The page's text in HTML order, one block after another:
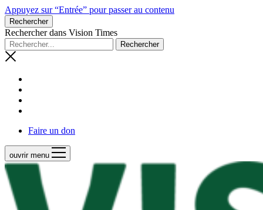
Appuyez sur “Entrée” pour passer au contenu
Rechercher
Rechercher dans Vision Times
Faire un don
ouvrir menu